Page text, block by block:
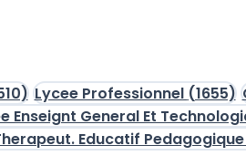
Lycee Professionnel (1655)
Enseignt General Et
Educatif Pedagogique